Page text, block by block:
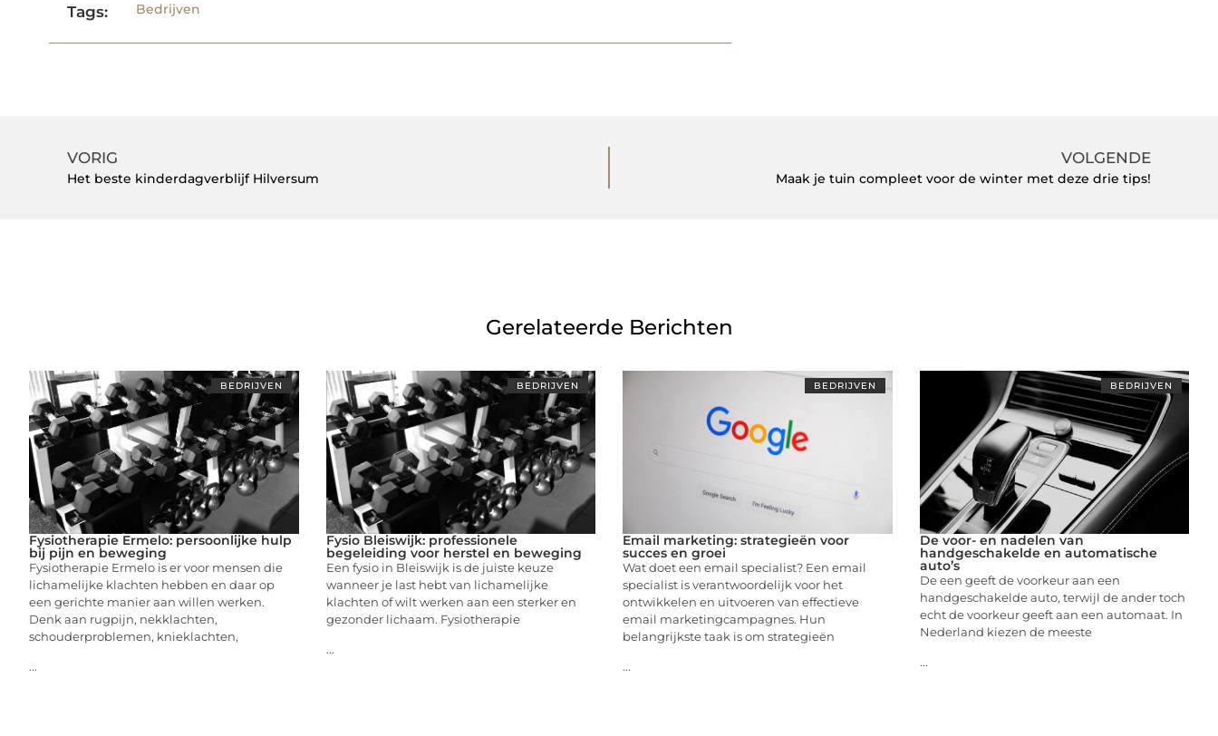
Tags: Bedrijven
VORIG
Het beste kinderdagverblijf Hilversum
VOLGENDE
Maak je tuin compleet voor de winter met deze drie tips!
Gerelateerde Berichten
BEDRIJVEN
Fysiotherapie Ermelo: persoonlijke hulp
bij pijn en beweging
Fysiotherapie Ermelo is er voor mensen die
lichamelijke klachten hebben en daar op
een gerichte manier aan willen werken.
Denk aan rugpijn, nekklachten,
schouderproblemen, knieklachten,
...
BEDRIJVEN
Fysio Bleiswijk: professionele
begeleiding voor herstel en beweging
Een fysio in Bleiswijk is de juiste keuze
wanneer je last hebt van lichamelijke
klachten of wilt werken aan een sterker en
gezonder lichaam. Fysiotherapie
...
BEDRIJVEN
Email marketing: strategieën voor
succes en groei
Wat doet een email specialist? Een email
specialist is verantwoordelijk voor het
ontwikkelen en uitvoeren van effectieve
email marketingcampagnes. Hun
belangrijkste taak is om strategieën
...
BEDRIJVEN
De voor- en nadelen van
handgeschakelde en automatische
auto’s
De een geeft de voorkeur aan een
handgeschakelde auto, terwijl de ander toch
echt de voorkeur geeft aan een automaat. In
Nederland kiezen de meeste
...